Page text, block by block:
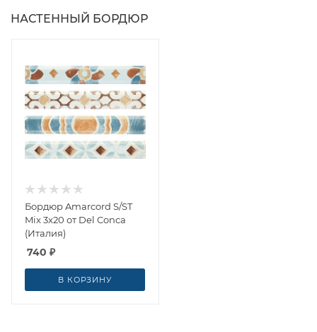
НАСТЕННЫЙ БОРДЮР
Бордюр Amarcord S/ST
Mix 3x20 от Del Conca
(Италия)
740 ₽
В КОРЗИНУ